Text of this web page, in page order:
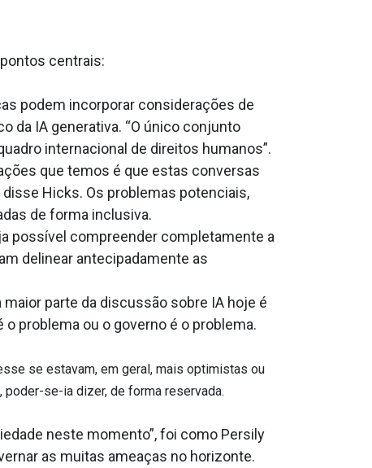
centrais:
podem incorporar considerações de
da IA generativa. “O único conjunto
internacional de direitos humanos”.
que temos é que estas conversas
Hicks. Os problemas potenciais,
de forma inclusiva.
possível compreender completamente a
delinear antecipadamente as
parte da discussão sobre IA hoje é
problema ou o governo é o problema.
se estavam, em geral, mais optimistas ou
se-ia dizer, de forma reservada.
neste momento”, foi como Persily
as muitas ameaças no horizonte.